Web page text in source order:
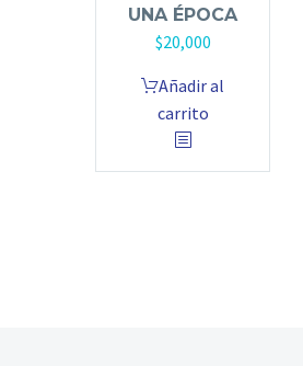
UNA ÉPOCA
$20,000
Añadir al
carrito